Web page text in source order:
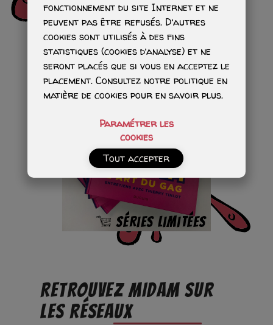
Séries limitées
RETROUVEZ MIDAM SUR
LES RÉSEAUX
fonctionnement du site Internet et ne
peuvent pas être refusés. D’autres
cookies sont utilisés à des fins
statistiques (cookies d’analyse) et ne
seront placés que si vous en acceptez le
placement. Consultez notre politique en
matière de cookies pour en savoir plus.
Paramétrer les
cookies
Tout accepter